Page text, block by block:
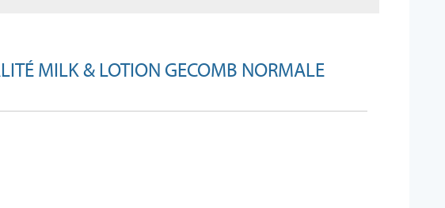
MILK & LOTION GECOMB NORMALE